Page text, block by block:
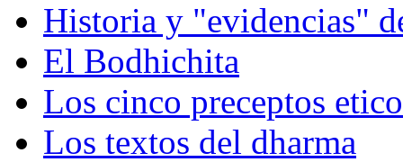
Historia y "evidencias"
El Bodhichita
Los cinco preceptos
Los textos del dharma